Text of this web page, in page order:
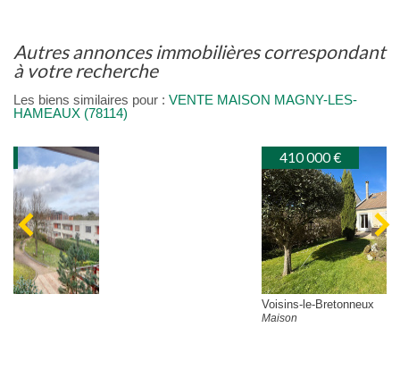
autres annonces immobilières correspondant
à votre recherche
Les biens similaires pour : VENTE MAISON MAGNY-LES-
HAMEAUX (78114)